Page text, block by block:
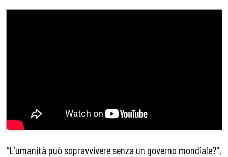
“L’umanità può sopravvivere senza un governo mondiale?",